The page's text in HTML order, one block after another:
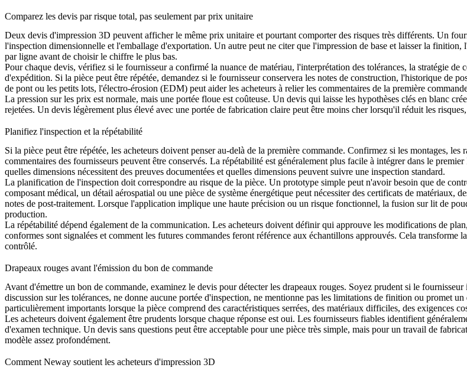
Comparez les devis par risque total, pas seulement par prix unitaire
Deux devis d'impression 3D peuvent afficher le même prix unitaire et pourtant comporter des risques très différents. Un
l'inspection dimensionnelle et l'emballage d'exportation. Un autre peut ne citer que l'impression de base et laisser la
par ligne avant de choisir le chiffre le plus bas.
Pour chaque devis, vérifiez si le fournisseur a confirmé la nuance de matériau, l'interprétation des tolérances, la stratégie
d'expédition. Si la pièce peut être répétée, demandez si le fournisseur conservera les notes de construction, l'historique de
de pont ou les petits lots, l'électro-érosion (EDM) peut aider les acheteurs à relier les commentaires de la première
La pression sur les prix est normale, mais une portée floue est coûteuse. Un devis qui laisse les hypothèses clés en blanc
rejetées. Un devis légèrement plus élevé avec une portée de fabrication claire peut être moins cher lorsqu'il réduit les
Planifiez l'inspection et la répétabilité
Si la pièce peut être répétée, les acheteurs doivent penser au-delà de la première commande. Confirmez si les montages,
commentaires des fournisseurs peuvent être conservés. La répétabilité est généralement plus facile à intégrer dans le
quelles dimensions nécessitent des preuves documentées et quelles dimensions peuvent suivre une inspection standard.
La planification de l'inspection doit correspondre au risque de la pièce. Un prototype simple peut n'avoir besoin que de
composant médical, un détail aérospatial ou une pièce de système énergétique peut nécessiter des certificats de matériaux,
notes de post-traitement. Lorsque l'application implique une haute précision ou un risque fonctionnel, la fusion sur lit de
production.
La répétabilité dépend également de la communication. Les acheteurs doivent définir qui approuve les modifications de
conformes sont signalées et comment les futures commandes feront référence aux échantillons approuvés. Cela
contrôlé.
Drapeaux rouges avant l'émission du bon de commande
Avant d'émettre un bon de commande, examinez le devis pour détecter les drapeaux rouges. Soyez prudent si le
discussion sur les tolérances, ne donne aucune portée d'inspection, ne mentionne pas les limitations de finition ou promet
particulièrement importants lorsque la pièce comprend des caractéristiques serrées, des matériaux difficiles, des exigences
Les acheteurs doivent également être prudents lorsque chaque réponse est oui. Les fournisseurs fiables identifient
d'examen technique. Un devis sans questions peut être acceptable pour une pièce très simple, mais pour un travail de
modèle assez profondément.
Comment Neway soutient les acheteurs d'impression 3D